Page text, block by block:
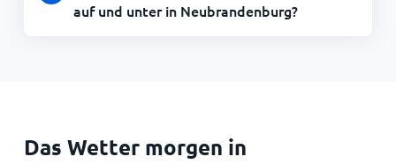
auf und unter in Neubrandenburg?
Das Wetter morgen in